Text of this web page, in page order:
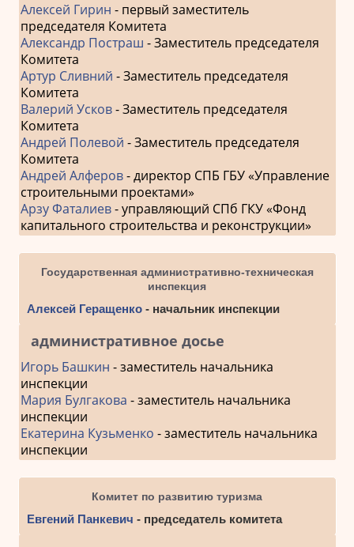
Алексей Гирин - первый заместитель
председателя Комитета
Александр Постраш - Заместитель председателя
Комитета
Артур Сливний - Заместитель председателя
Комитета
Валерий Усков- Заместитель председателя
Комитета
Андрей Полевой - Заместитель председателя
Комитета
Андрей Алферов- директор СПБ ГБУ «Управление
строительными проектами»
Арзу Фаталиев- управляющий СПб ГКУ «Фонд
капитального строительства и реконструкции»
Государственная административно-техническая
инспекция
Алексей Геращенко- начальник инспекции
административное досье
Игорь Башкин - заместитель начальника
инспекции
Мария Булгакова - заместитель начальника
инспекции
Екатерина Кузьменко - заместитель начальника
инспекции
Комитет по развитию туризма
Евгений Панкевич - председатель комитета